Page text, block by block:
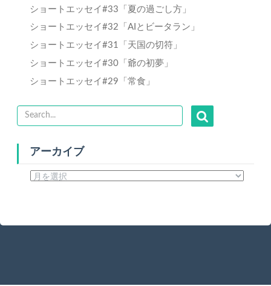
ショートエッセイ#33「夏の過ごし方」
ショートエッセイ#32「AIとビータラン」
ショートエッセイ#31「天国の切符」
ショートエッセイ#30「爺の初夢」
ショートエッセイ#29「常食」
アーカイブ
ブ